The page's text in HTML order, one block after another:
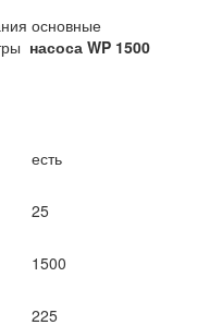
основные
насоса WP 1500
есть
25
1500
225